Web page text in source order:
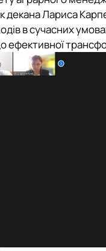
декана Лариса
в сучасних